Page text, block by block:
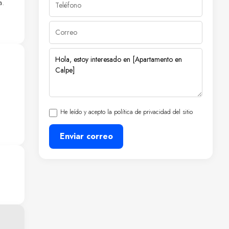
He leído y acepto la política de privacidad del sitio
Enviar correo